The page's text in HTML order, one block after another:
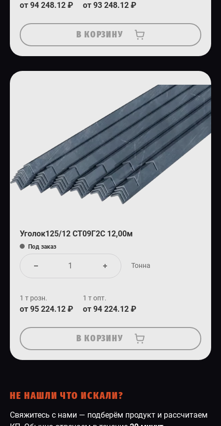
от 94 248.12 ₽ от 93 248.12 ₽
В КОРЗИНУ
Уголок125/12 СТ09Г2С 12,00м
Под заказ
Тонна
1 т розн.
от 95 224.12 ₽
1 т опт.
от 94 224.12 ₽
В КОРЗИНУ
НЕ НАШЛИ ЧТО ИСКАЛИ?
Свяжитесь с нами — подберём продукт и рассчитаем